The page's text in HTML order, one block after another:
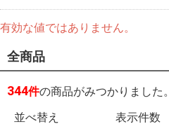
有効な値ではありません。
全商品
344件の商品がみつかりました。
並べ替え
表示件数